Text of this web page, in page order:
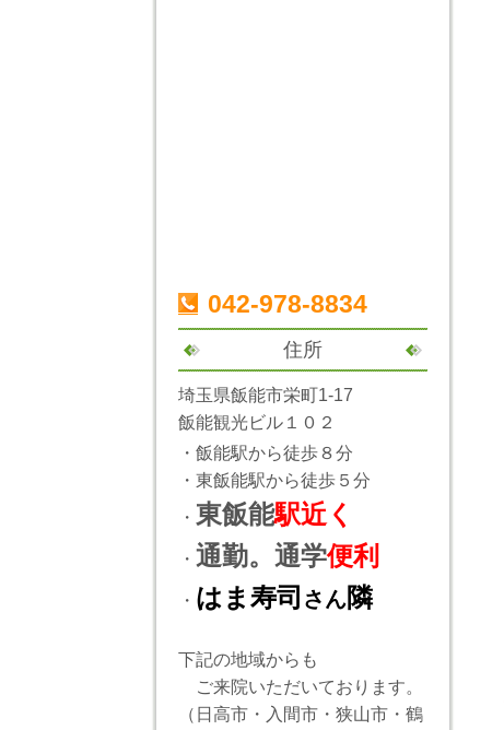
042-978-8834
住所
埼玉県飯能市栄町1-17
飯能観光ビル１０２
・飯能駅から徒歩８分
・東飯能駅から徒歩５分
・ 東飯能駅近く
・ 通勤。通学便利
・ はま寿司 さん隣
下記の地域からも
ご来院いただいております。
（日高市・入間市・狭山市・鶴